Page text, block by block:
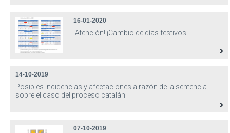
16-01-2020
¡Atención! ¡Cambio de días festivos!
14-10-2019
Posibles incidencias y afectaciones a razón de la sentencia
sobre el caso del proceso catalán
07-10-2019